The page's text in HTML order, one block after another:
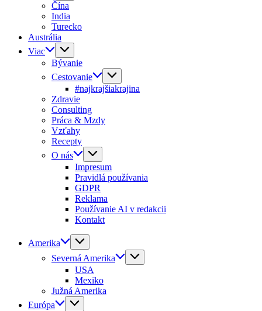
Čína
India
Turecko
Austrália
Viac
Bývanie
Cestovanie
#najkrajšiakrajina
Zdravie
Consulting
Práca & Mzdy
Vzťahy
Recepty
O nás
Impresum
Pravidlá používania
GDPR
Reklama
Používanie AI v redakcii
Kontakt
Amerika
Severná Amerika
USA
Mexiko
Južná Amerika
Európa